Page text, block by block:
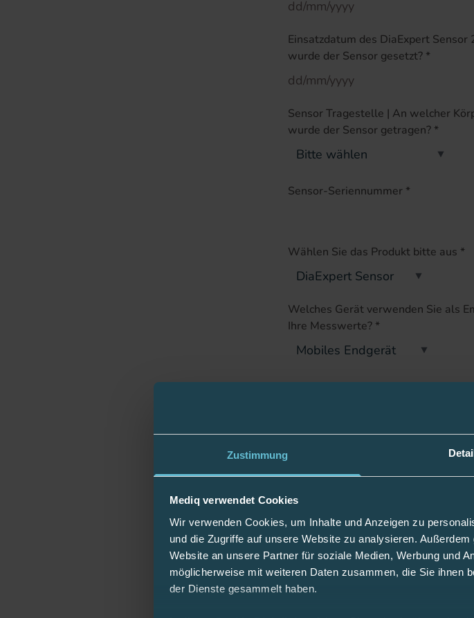
Zustimmung
Mediq verwendet Cookies
Wir verwenden Cookies, um Inhalte und Anzeigen zu
und die Zugriffe auf unsere Website zu analysieren.
Website an unsere Partner für soziale Medien, Werbung und
möglicherweise mit weiteren Daten zusammen, die Sie ihnen
der Dienste gesammelt haben.
Einsatzdatum des DiaExpert Sensor
wurde der Sensor gesetzt? *
Sensor Tragestelle | An welcher
wurde der Sensor getragen? *
Sensor-Seriennummer *
Wählen Sie das Produkt bitte aus *
Welches Gerät verwenden Sie als
Ihre Messwerte? *
Fehlerbeschreibung | Was ist
Hier können Sie die Bilder des
Hautirritationen, hochladen
Hinweis Datenschutz